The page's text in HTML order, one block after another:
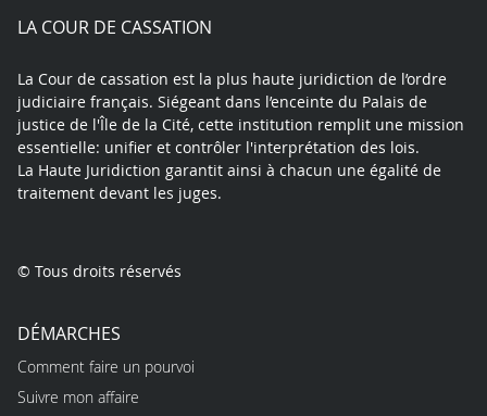
LA COUR DE CASSATION
La Cour de cassation est la plus haute juridiction de l’ordre
judiciaire français. Siégeant dans l’enceinte du Palais de
justice de l'Île de la Cité, cette institution remplit une mission
essentielle: unifier et contrôler l'interprétation des lois.
La Haute Juridiction garantit ainsi à chacun une égalité de
traitement devant les juges.
© Tous droits réservés
DÉMARCHES
Comment faire un pourvoi
Suivre mon affaire